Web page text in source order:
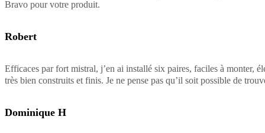
Bravo pour votre produit.
Robert
Efficaces par fort mistral, j’en ai installé six paires, faciles à monter,
très bien construits et finis. Je ne pense pas qu’il soit possible de
Dominique H